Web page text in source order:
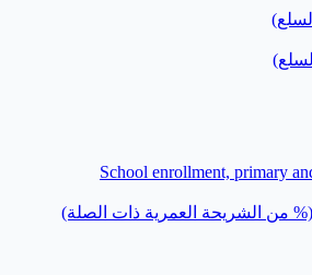
School enrollment, primary
(% من الشريحة العمرية ذات الصلة)